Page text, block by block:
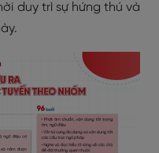
duy trì sự hứng thú và